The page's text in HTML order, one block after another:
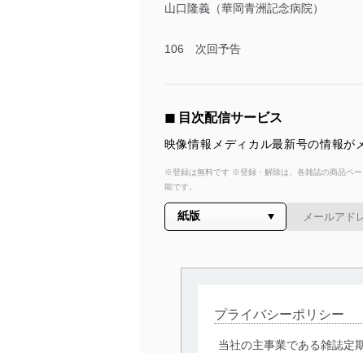
山口隆義（華岡青洲記念病院）
106 次回予告
◼︎ 目次配信サービス
映像情報メディカル最新号の情報が
※登録は無料です ※登録・解除は、各雑誌の商品ペ
能です。
プライバシーポリシー
当社の主事業である雑誌定